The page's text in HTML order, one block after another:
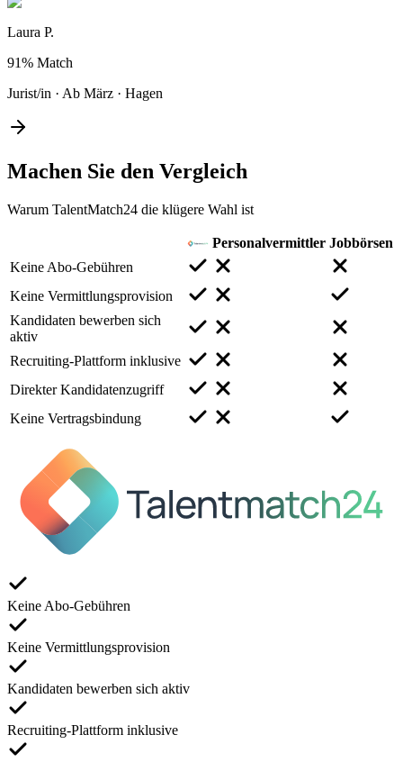
Laura P.
91% Match
Jurist/in · Ab März · Hagen
Machen Sie den Vergleich
Warum TalentMatch24 die klügere Wahl ist
Personalvermittler Jobbörsen
Keine Abo-Gebühren
Keine Vermittlungsprovision
Kandidaten bewerben sich
aktiv
Recruiting-Plattform inklusive
Direkter Kandidatenzugriff
Keine Vertragsbindung
Keine Abo-Gebühren
Keine Vermittlungsprovision
Kandidaten bewerben sich aktiv
Recruiting-Plattform inklusive